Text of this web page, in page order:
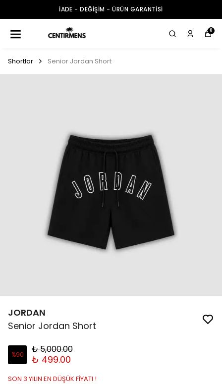
İADE - DEĞİŞİM - ÜRÜN GARANTİSİ
0
Shortlar Senior Jordan Short
JORDAN
Senior Jordan Short
%90 ₺ 5,000.00
₺ 499.00
SON 3 YILIN EN DÜŞÜK FİYATI !